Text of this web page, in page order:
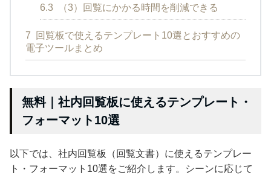
6.3 （3）回覧にかかる時間を削減できる
7
回覧板で使えるテンプレート10選とおすすめの
電子ツールまとめ
無料｜社内回覧板に使えるテンプレート・
フォーマット10選
以下では、社内回覧板（回覧文書）に使えるテンプレー
ト・フォーマット10選をご紹介します。シーンに応じて